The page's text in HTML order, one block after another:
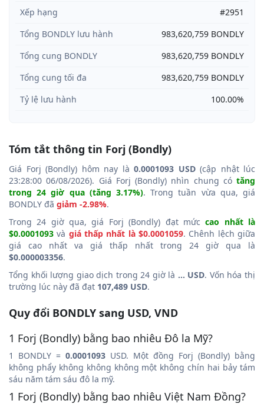
Xếp hạng
#2951
Tổng BONDLY lưu hành
983,620,759 BONDLY
Tổng cung BONDLY
983,620,759 BONDLY
Tổng cung tối đa
983,620,759 BONDLY
Tỷ lệ lưu hành
100.00%
Tóm tắt thông tin Forj (Bondly)
Giá Forj (Bondly) hôm nay là 0.0001093 USD(cập nhật lúc
23:28:00 06/08/2026). Giá Forj (Bondly) nhìn chung có tăng
trong 24 giờ qua (tăng 3.17%). Trong tuần vừa qua, giá
BONDLY đã giảm -2.98%.
Trong 24 giờ qua, giá Forj (Bondly) đạt mứccao nhất là
$0.0001093 và giá thấp nhất là $0.0001059. Chênh lệch giữa
giá cao nhất va giá thấp nhất trong 24 giờ qua là
$0.000003356.
Tổng khối lượng giao dịch trong 24 giờ là ... USD. Vốn hóa thị
trường lúc này đã đạt 107,489 USD.
Quy đổi BONDLY sang USD, VND
1 Forj (Bondly) bằng bao nhiêu Đô la Mỹ?
1 BONDLY = 0.0001093 USD. Một đồng Forj (Bondly) bằng
không phẩy không không không một không chín hai bảy tám
sáu năm tám sáu đô la mỹ.
1 Forj (Bondly) bằng bao nhiêu Việt Nam Đồng?